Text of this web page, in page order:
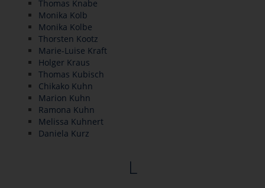
Thomas Knabe
Monika Kolb
Monika Kolbe
Thorsten Kootz
Marie-Luise Kraft
Holger Kraus
Thomas Kubisch
Chikako Kuhn
Marion Kuhn
Ramona Kuhn
Melissa Kuhnert
Daniela Kurz
L